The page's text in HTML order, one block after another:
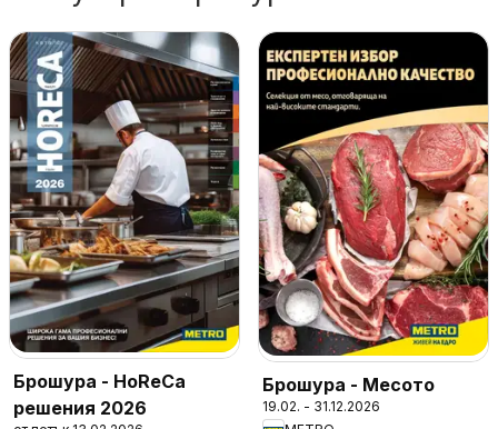
Брошура - HoReCa
решения 2026
Брошура - Месото
19.02. - 31.12.2026